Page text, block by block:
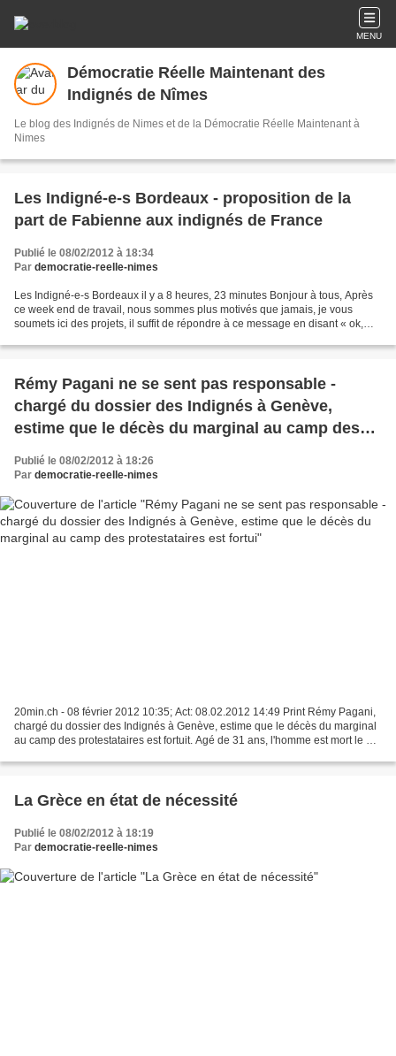
MENU
Démocratie Réelle Maintenant des
Indignés de Nîmes
Le blog des Indignés de Nimes et de la Démocratie Réelle Maintenant à
Nimes
Les Indigné-e-s Bordeaux - proposition de la
part de Fabienne aux indignés de France
Publié le 08/02/2012 à 18:34
Par democratie-reelle-nimes
Les Indigné-e-s Bordeaux il y a 8 heures, 23 minutes Bonjour à tous, Après
ce week end de travail, nous sommes plus motivés que jamais, je vous
soumets ici des projets, il suffit de répondre à ce message en disant « ok,
Rémy Pagani ne se sent pas responsable -
chargé du dossier des Indignés à Genève,
estime que le décès du marginal au camp des
protestataires est fortui
Publié le 08/02/2012 à 18:26
Par democratie-reelle-nimes
20min.ch - 08 février 2012 10:35; Act: 08.02.2012 14:49 Print Rémy Pagani,
chargé du dossier des Indignés à Genève, estime que le décès du marginal
au camp des protestataires est fortuit. Agé de 31 ans, l'homme est mort le 29
La Grèce en état de nécessité
Publié le 08/02/2012 à 18:19
Par democratie-reelle-nimes